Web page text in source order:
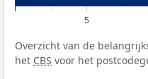
5
Overzicht van de
het CBS voor het